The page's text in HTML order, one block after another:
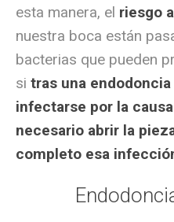
esta manera, el riesgo
nuestra boca están
bacterias que pueden
si tras una
infectarse por la
necesario abrir la
completo esa